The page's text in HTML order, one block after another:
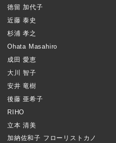
徳留 加代子
近藤 泰史
杉浦 孝之
Ohata Masahiro
成田 愛恵
大川 智子
安井 竜樹
後藤 亜希子
RIHO
立本 清美
加納佐和子 フローリストカノ